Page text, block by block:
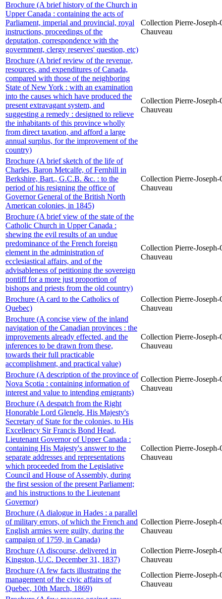
Brochure (A brief history of the Church in
Upper Canada : containing the acts of
Parliament, imperial and provincial, royal
instructions, proceedings of the
deputation, correspondence with the
government, clergy reserves' question, etc)
Collection Pierre-
Chauveau
Brochure (A brief review of the revenue,
resources, and expenditures of Canada,
compared with those of the neighboring
State of New York : with an examination
into the causes which have produced the
present extravagant system, and
suggesting a remedy : designed to relieve
the inhabitants of this province wholly
from direct taxation, and afford a large
annual surplus, for the improvement of the
country)
Collection Pierre-
Chauveau
Brochure (A brief sketch of the life of
Charles, Baron Metcalfe, of Fernhill in
Berkshire, Bart., G.C.B. &c. : to the
period of his resigning the office of
Governor General of the British North
American colonies, in 1845)
Collection Pierre-
Chauveau
Brochure (A brief view of the state of the
Catholic Church in Upper Canada :
shewing the evil results of an undue
predominance of the French foreign
element in the administration of
ecclesiastical affairs, and of the
advisableness of petitioning the sovereign
pontiff for a more just proportion of
bishops and priests from the old country)
Collection Pierre-
Chauveau
Brochure (A card to the Catholics of
Quebec)
Collection Pierre-
Chauveau
Brochure (A concise view of the inland
navigation of the Canadian provinces : the
improvements already effected, and the
inferences to be drawn from these,
towards their full practicable
accomplishment, and practical value)
Collection Pierre-
Chauveau
Brochure (A description of the province of
Nova Scotia : containing information of
interest and value to intending emigrants)
Collection Pierre-
Chauveau
Brochure (A despatch from the Right
Honorable Lord Glenelg, His Majesty's
Secretary of State for the colonies, to His
Excellency Sir Francis Bond Head,
Lieutenant Governor of Upper Canada :
containing His Majesty's answer to the
separate addresses and representations
which proceeded from the Legislative
Council and House of Assembly, during
the first session of the present Parliament;
and his instructions to the Lieutenant
Governor)
Collection Pierre-
Chauveau
Brochure (A dialogue in Hades : a parallel
of military errors, of which the French and
English armies were guilty, during the
campaign of 1759, in Canada)
Collection Pierre-
Chauveau
Brochure (A discourse, delivered in
Kingston, U.C. December 31, 1837)
Collection Pierre-
Chauveau
Brochure (A few facts illustrating the
management of the civic affairs of
Quebec, 10th March, 1869)
Collection Pierre-
Chauveau